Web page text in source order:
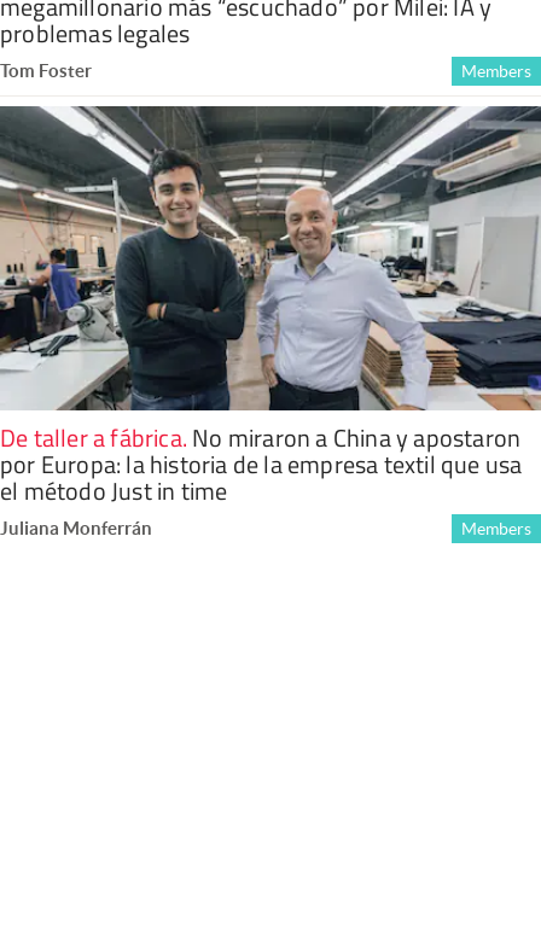
problemas legales
Tom Foster Members
De taller a fábrica.No miraron a China y apostaron
por Europa: la historia de la empresa textil que usa
el método Just in time
Juliana Monferrán Members